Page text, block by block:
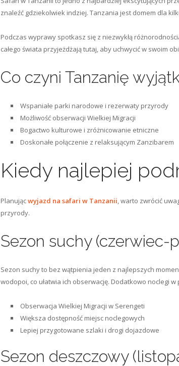
znaleźć gdziekolwiek indziej. Tanzania jest domem dla
Podczas wyprawy spotkasz się z niezwykłą
całego świata przyjeżdżają tutaj, aby uchwycić w swoim
Co czyni Tanzanię
Wspaniałe parki narodowe i rezerwaty przyrody
Możliwość obserwacji Wielkiej Migracji
Bogactwo kulturowe i zróżnicowanie etniczne
Doskonałe połączenie z relaksującym Zanzibarem
Kiedy najlepiej
Planującwyjazd na safari w Tanzanii, warto zwrócić
przyrody.
Sezon suchy (czerwiec-
Sezon suchy to bez wątpienia jeden z najlepszych
wodopoi, co ułatwia ich obserwację. Dodatkowo noclegi
Obserwacja Wielkiej Migracji w Serengeti
Większa dostępność miejsc noclegowych
Lepiej przygotowane szlaki i drogi dojazdowe
Sezon deszczowy